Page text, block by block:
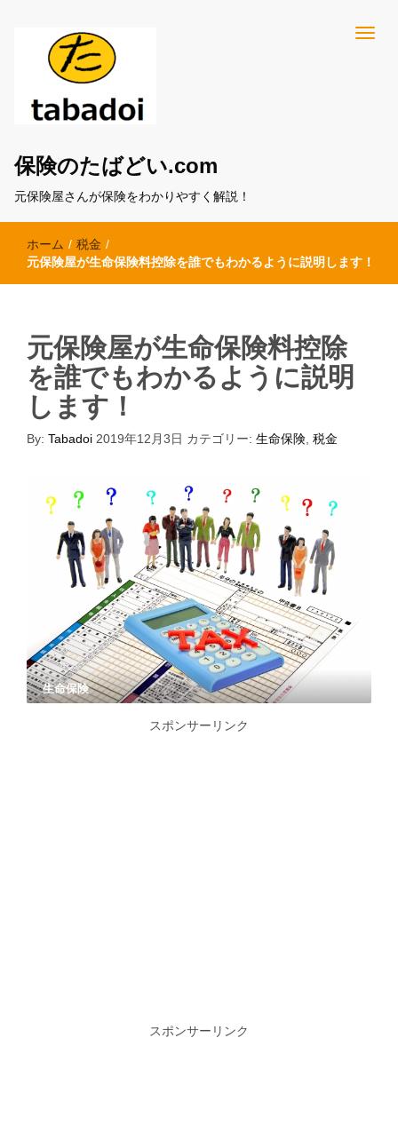
保険のたばどい.com
元保険屋さんが保険をわかりやすく解説！
ホーム / 税金 /
元保険屋が生命保険料控除を誰でもわかるように説明します！
元保険屋が生命保険料控除
を誰でもわかるように説明
します！
By: Tabadoi 2019年12月3日 カテゴリー: 生命保険 税金
生命保険
スポンサーリンク
スポンサーリンク